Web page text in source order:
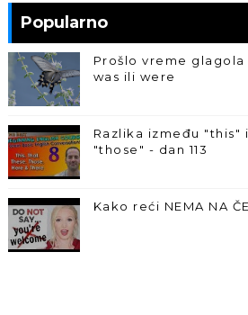
Popularno
Prošlo vreme
was ili were
Razlika između "this"
"those" - dan 113
Kako reći NEMA NA